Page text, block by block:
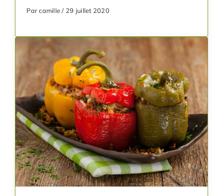
Par camille / 29 juillet 2020